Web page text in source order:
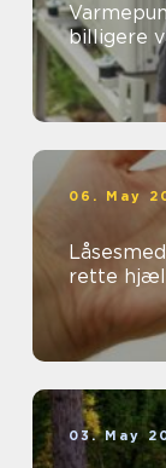
billigere
06. May
Låsesmed gentofte
rette
03. May